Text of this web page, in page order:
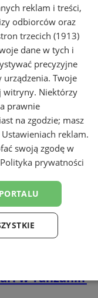
w Tanzanii?
reklam i treści,
odbiorców oraz
trzecich (1913)
dane w tych i
precyzyjne
urządzenia. Twoje
witryny. Niektórzy
prawnie
na zgodzie; masz
Ustawieniach reklam.
swoją zgodę w
Polityka prywatności
Targetowanie